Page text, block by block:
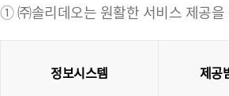
① ㈜솔리데오는 원활한 서비스 제공을
정보시스템 제공